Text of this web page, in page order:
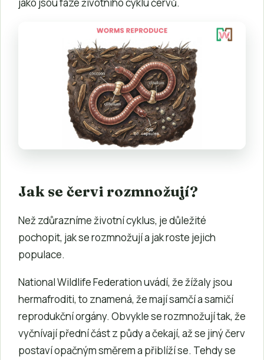
Jak se červi rozmnožují?
Než zdůrazníme životní cyklus, je důležité
pochopit, jak se rozmnožují a jak roste jejich
populace.
National Wildlife Federation uvádí, že žížaly jsou
hermafroditi, to znamená, že mají samčí a samičí
reprodukční orgány. Obvykle se rozmnožují tak, že
vyčnívají přední část z půdy a čekají, až se jiný červ
postaví opačným směrem a přiblíží se. Tehdy se